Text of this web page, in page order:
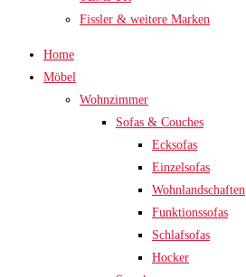
Fissler & weitere Marken
Home
Möbel
Wohnzimmer
Sofas & Couches
Ecksofas
Einzelsofas
Wohnlandschaften
Funktionssofas
Schlafsofas
Hocker